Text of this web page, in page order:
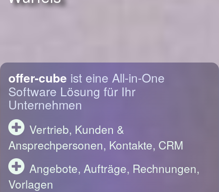
offer-cube ist eine All-in-One
Software Lösung für Ihr
Unternehmen
Vertrieb, Kunden &
Ansprechpersonen, Kontakte, CRM
Angebote, Aufträge, Rechnungen,
Vorlagen